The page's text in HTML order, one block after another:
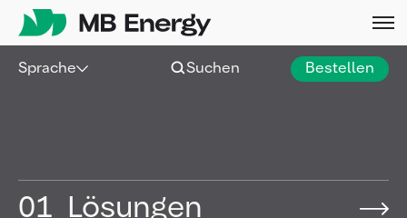
Skip
Sprache Suchen Bestellen
01
Lösungen
reduzieren Reibung, schützen Bauteile und